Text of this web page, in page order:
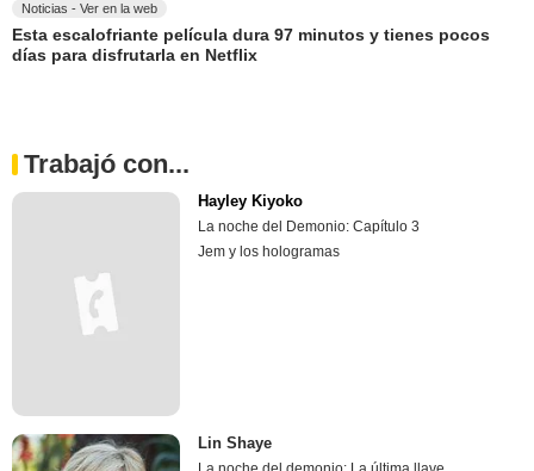
Noticias - Ver en la web
Esta escalofriante película dura 97 minutos y tienes pocos
días para disfrutarla en Netflix
Trabajó con...
Hayley Kiyoko
La noche del Demonio: Capítulo 3
Jem y los hologramas
Lin Shaye